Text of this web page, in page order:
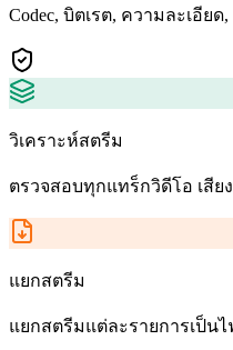
Codec, บิตเรต, ความละเอียด
วิเคราะห์สตรีม
ตรวจสอบทุกแทร็กวิดีโอ เสีย
แยกสตรีม
แยกสตรีมแต่ละรายการเป็น